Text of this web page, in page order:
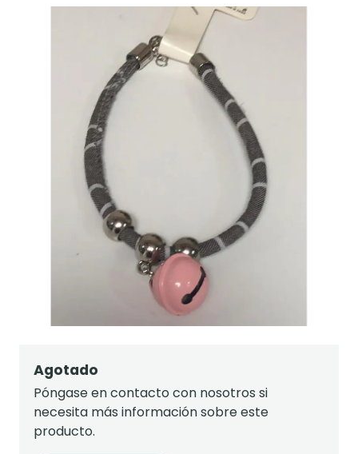
Agotado
Póngase en contacto con nosotros si
necesita más información sobre este
producto.